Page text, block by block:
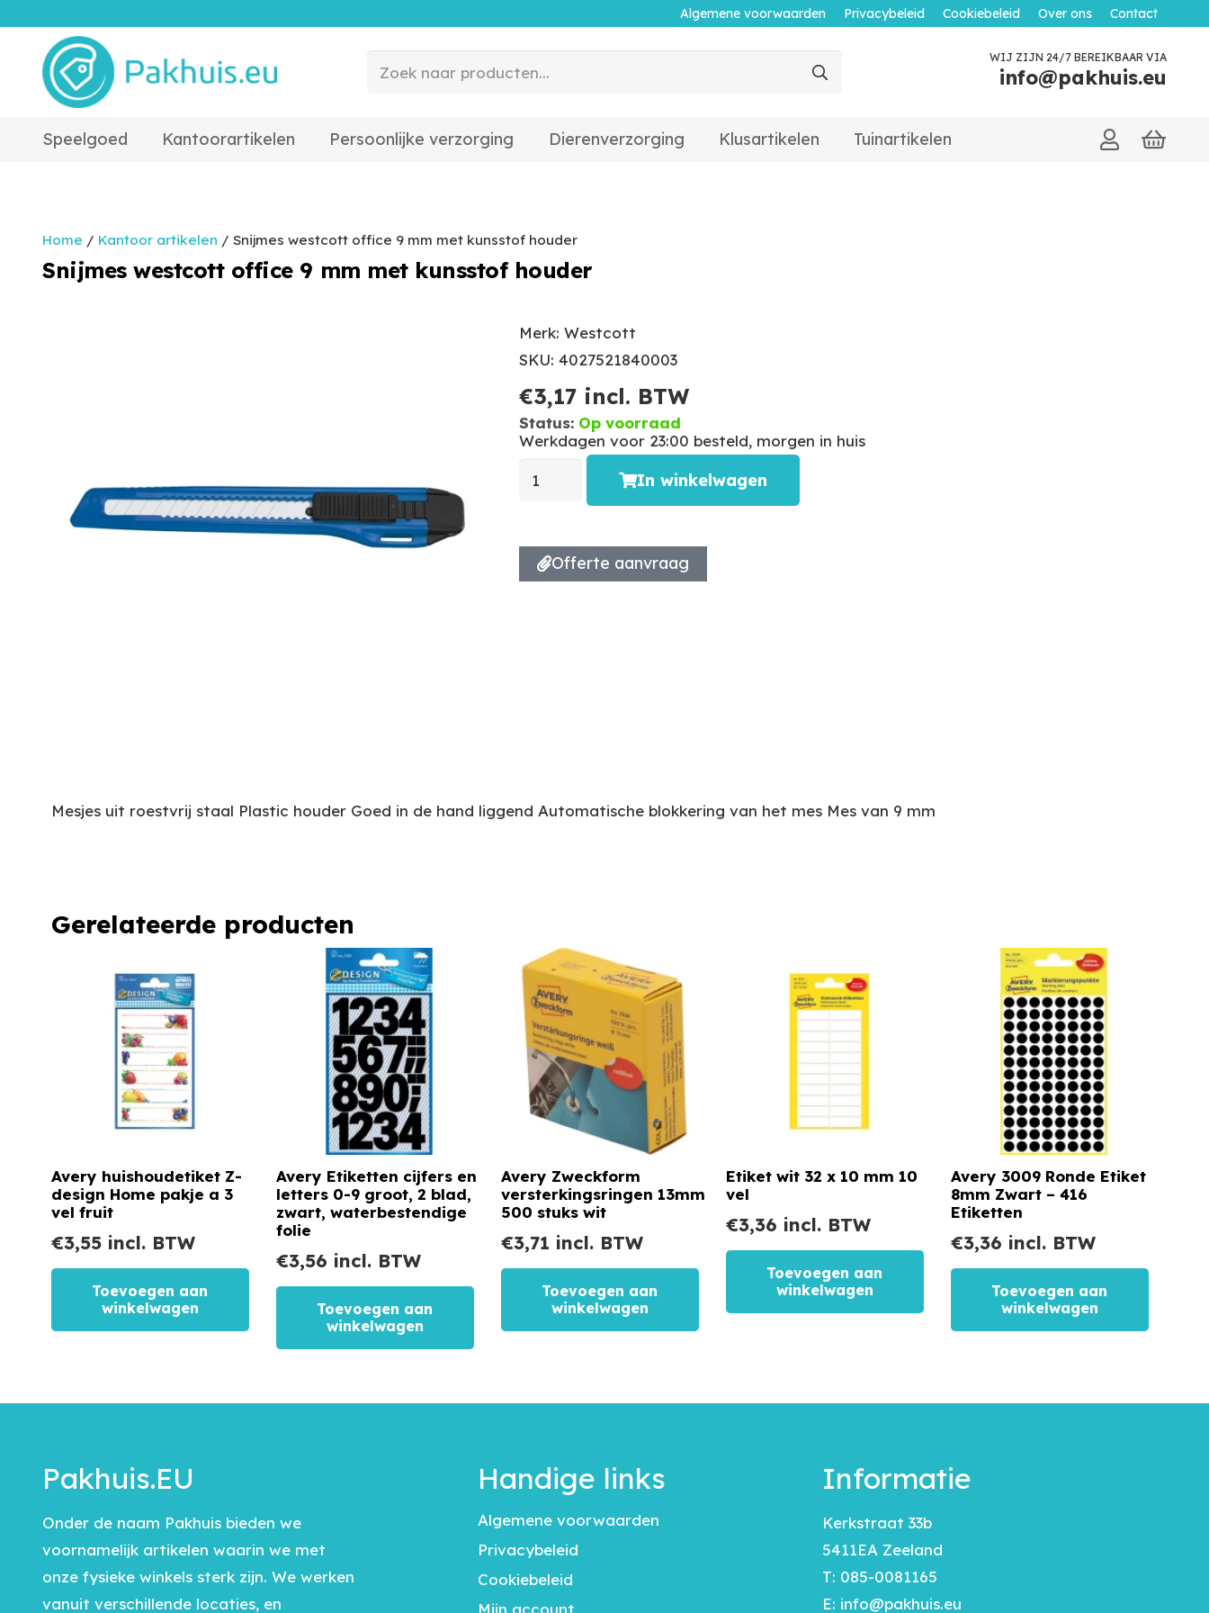
Algemene voorwaarden Privacybeleid Cookiebeleid Over ons Contact
WIJ ZIJN 24/7 BEREIKBAAR VIA
info@pakhuis.eu
Speelgoed Kantoorartikelen Persoonlijke verzorging Dierenverzorging Klusartikelen Tuinartikelen
Home / Kantoor artikelen / Snijmes westcott office 9 mm met kunsstof houder
Snijmes westcott office 9 mm met kunsstof houder
Merk: Westcott
SKU: 4027521840003
€3,17 incl. BTW
Status: Op voorraad
Werkdagen voor 23:00 besteld, morgen in huis
In winkelwagen
Offerte aanvraag
Mesjes uit roestvrij staal Plastic houder Goed in de hand liggend Automatische blokkering van het mes Mes van 9 mm
Gerelateerde producten
Avery huishoudetiket Z-
design Home pakje a 3
vel fruit
€3,55 incl. BTW
Toevoegen aan
winkelwagen
Avery Etiketten cijfers en
letters 0-9 groot, 2 blad,
zwart, waterbestendige
folie
€3,56 incl. BTW
Toevoegen aan
winkelwagen
Avery Zweckform
versterkingsringen 13mm
500 stuks wit
€3,71 incl. BTW
Toevoegen aan
winkelwagen
Etiket wit 32 x 10 mm 10
vel
€3,36 incl. BTW
Toevoegen aan
winkelwagen
Avery 3009 Ronde Etiket
8mm Zwart – 416
Etiketten
€3,36 incl. BTW
Toevoegen aan
winkelwagen
Pakhuis.EU
Onder de naam Pakhuis bieden we
voornamelijk artikelen waarin we met
onze fysieke winkels sterk zijn. We werken
vanuit verschillende locaties, en
Handige links
Algemene voorwaarden
Privacybeleid
Cookiebeleid
Mijn account
Informatie
Kerkstraat 33b
5411EA Zeeland
T: 085-0081165
E: info@pakhuis.eu